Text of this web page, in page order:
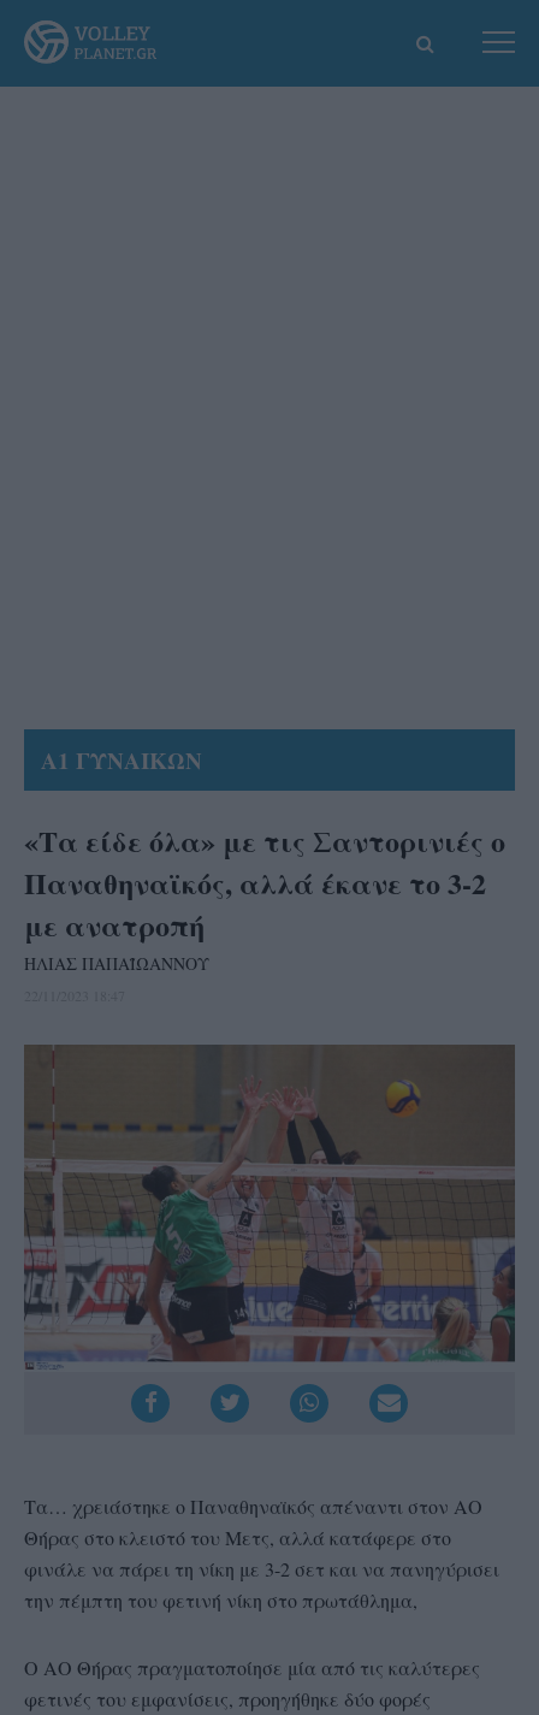
Α1 ΓΥΝΑΙΚΩΝ
«Τα είδε όλα» με τις Σαντορινιές ο
Παναθηναϊκός, αλλά έκανε το 3-2
με ανατροπή
ΗΛΙΑΣ ΠΑΠΑΪΩΑΝΝΟΥ
Τα… χρειάστηκε ο Παναθηναϊκός απέναντι στον ΑΟ
Θήρας στο κλειστό του Μετς, αλλά κατάφερε στο
φινάλε να πάρει τη νίκη με 3-2 σετ και να πανηγύρισει
την πέμπτη του φετινή νίκη στο πρωτάθλημα,
Ο ΑΟ Θήρας πραγματοποίησε μία από τις καλύτερες
φετινές του εμφανίσεις, προηγήθηκε δύο φορές